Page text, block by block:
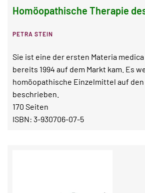
Homöopathische Therapie
PETRA STEIN
Sie ist eine der ersten Materia
bereits 1994 auf dem Markt kam. Es
homöopathische Einzelmittel auf
beschrieben.
170 Seiten
ISBN: 3-930706-07-5